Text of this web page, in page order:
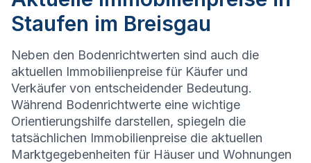
Staufen im Breisgau
Neben den Bodenrichtwerten sind auch die
aktuellen Immobilienpreise für Käufer und
Verkäufer von entscheidender Bedeutung.
Während Bodenrichtwerte eine wichtige
Orientierungshilfe darstellen, spiegeln die
tatsächlichen Immobilienpreise die aktuellen
Marktgegebenheiten für Häuser und Wohnungen